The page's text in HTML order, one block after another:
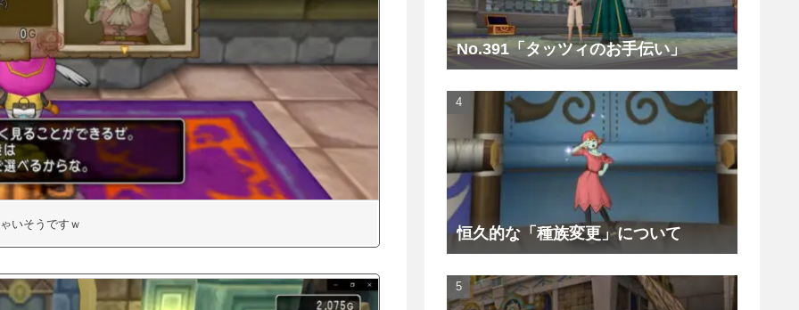
いそうですｗ
No.391「タッツィのお手伝い」
恒久的な「種族変更」について